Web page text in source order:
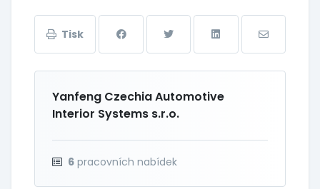
Tisk
Yanfeng Czechia Automotive
Interior Systems s.r.o.
6 pracovních nabídek